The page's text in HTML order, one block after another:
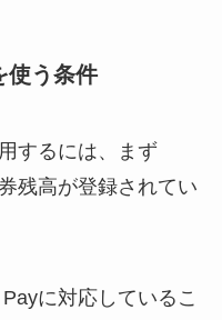
使う条件
するには、まず
残高が登録されてい
に対応しているこ